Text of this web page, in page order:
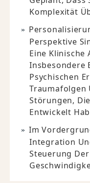
Komplexität
Perspektive
Eine Klinische
Insbesondere
Psychischen
Traumafolgen
Störungen,
Entwickelt
Im
Integration
Steuerung